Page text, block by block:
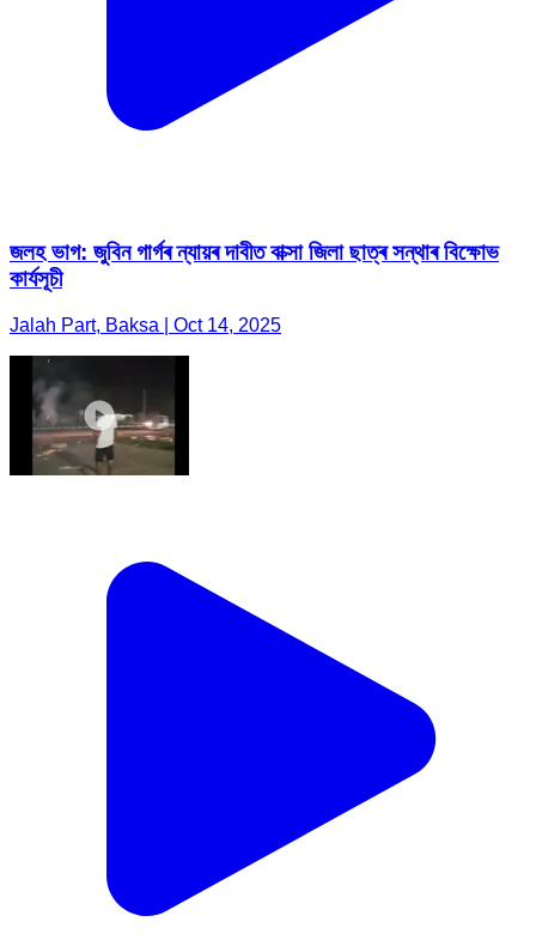
জলহ ভাগ: জুবিন গাৰ্গৰ ন্যায়ৰ দাবীত বাক্সা জিলা ছাত্ৰ সন্থাৰ বিক্ষোভ
কার্যসূচী
Jalah Part, Baksa | Oct 14, 2025